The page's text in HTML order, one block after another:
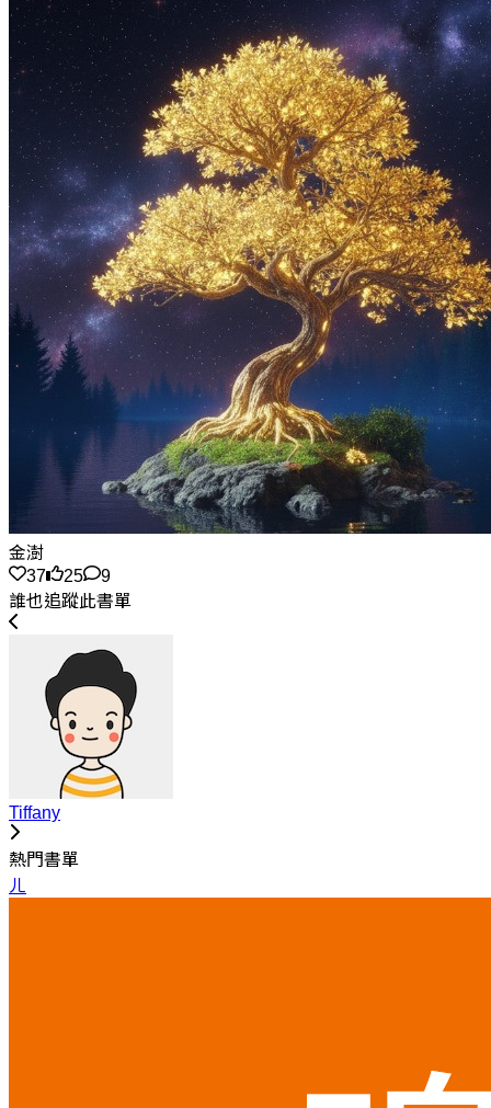
金澍
37
25
9
誰也追蹤此書單
Tiffany
熱門書單
ㄦ